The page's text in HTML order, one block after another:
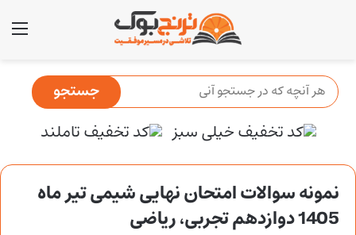
نمونه سوالات امتحان نهایی شیمی تیر ماه
1405 دوازدهم تجربی، ریاضی